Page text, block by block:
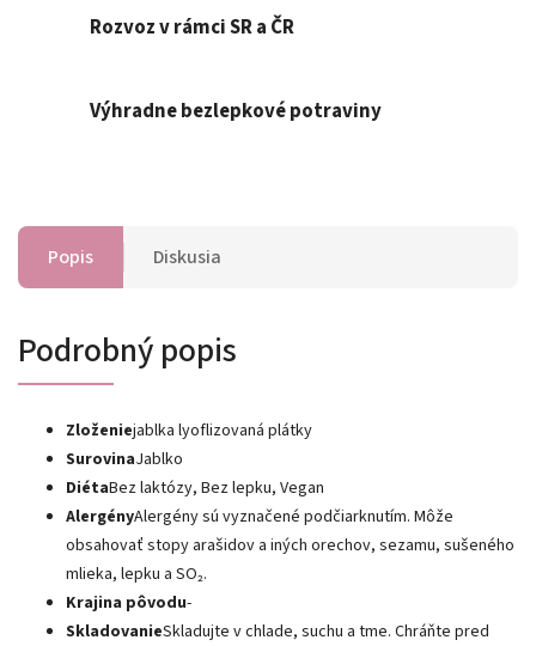
Rozvoz v rámci SR a ČR
Výhradne bezlepkové potraviny
Popis Diskusia
Podrobný popis
Zloženiejablka lyoflizovaná plátky
SurovinaJablko
DiétaBez laktózy, Bez lepku, Vegan
AlergényAlergény sú vyznačené podčiarknutím. Môže
obsahovať stopy arašidov a iných orechov, sezamu, sušeného
mlieka, lepku a SO₂.
Krajina pôvodu-
SkladovanieSkladujte v chlade, suchu a tme. Chráňte pred